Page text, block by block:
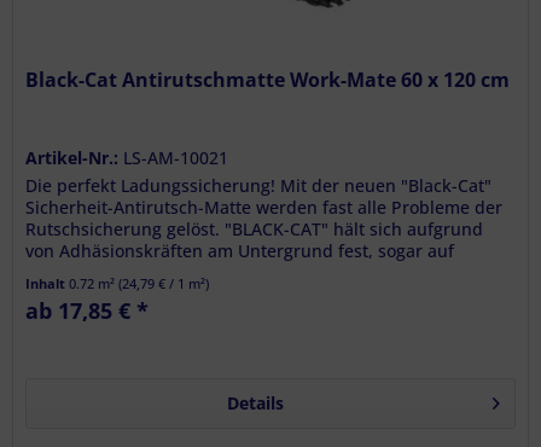
Black-Cat Antirutschmatte Work-Mate 60 x 120 cm
Artikel-Nr.: LS-AM-10021
Die perfekt Ladungssicherung! Mit der neuen "Black-Cat"
Sicherheit-Antirutsch-Matte werden fast alle Probleme der
Rutschsicherung gelöst. "BLACK-CAT" hält sich aufgrund
von Adhäsionskräften am Untergrund fest, sogar auf
Inhalt0.72 m²(24,79 € / 1 m²)
ab 17,85 € *
Details